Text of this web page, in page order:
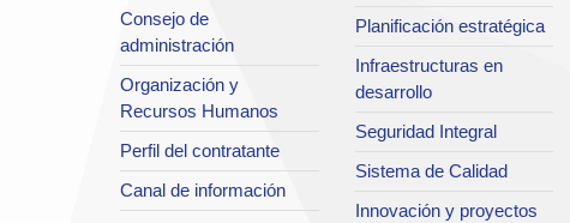
Consejo de
administración
Organización y
Recursos Humanos
Perfil del contratante
Canal de información
Planificación estratégica
Infraestructuras en
desarrollo
Seguridad Integral
Sistema de Calidad
Innovación y proyectos